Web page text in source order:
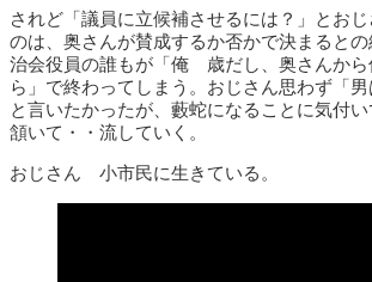
されど「議員に立候補させるには？」とお
のは、奥さんが賛成するか否かで決まると
治会役員の誰もが「俺 歳だし、奥さんから
ら」で終わってしまう。おじさん思わず「男
と言いたかったが、藪蛇になることに気付
頷いて・・流していく。
おじさん 小市民に生きている。